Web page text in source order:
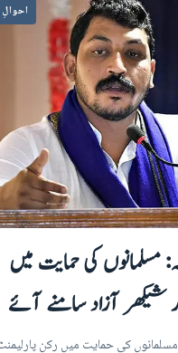
مسلمانوں کی حمایت میں
شیکھر آزاد سامنے آئے
کی حمایت میں رکن